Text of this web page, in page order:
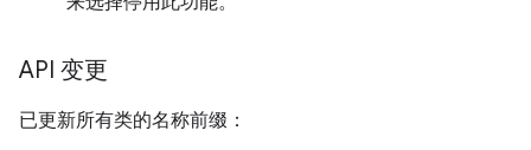
API 变更
已更新所有类的名称前缀：